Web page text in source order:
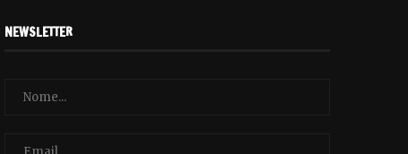
NEWSLETTER